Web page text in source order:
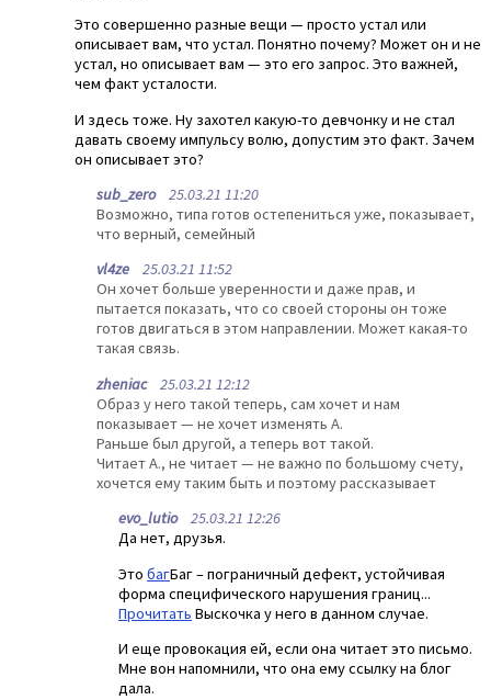
Это совершенно разные вещи — просто устал или
описывает вам, что устал. Понятно почему? Может он и не
устал, но описывает вам — это его запрос. Это важней,
чем факт усталости.
И здесь тоже. Ну захотел какую-то девчонку и не стал
давать своему импульсу волю, допустим это факт. Зачем
он описывает это?
sub_zero25.03.21 11:20
Возможно, типа готов остепениться уже, показывает,
что верный, семейный
vl4ze 25.03.21 11:52
Он хочет больше уверенности и даже прав, и
пытается показать, что со своей стороны он тоже
готов двигаться в этом направлении. Может какая-то
такая связь.
zheniac25.03.21 12:12
Образ у него такой теперь, сам хочет и нам
показывает — не хочет изменять А.
Раньше был другой, а теперь вот такой.
Читает А., не читает — не важно по большому счету,
хочется ему таким быть и поэтому рассказывает
evo_lutio25.03.21 12:26
Да нет, друзья.
Это багБаг – пограничный дефект, устойчивая
форма специфического нарушения границ...
Прочитать Выскочка у него в данном случае.
И еще провокация ей, если она читает это письмо.
Мне вон напомнили, что она ему ссылку на блог
дала.